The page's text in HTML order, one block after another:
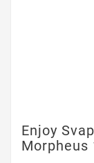
Enjoy
Morpheus